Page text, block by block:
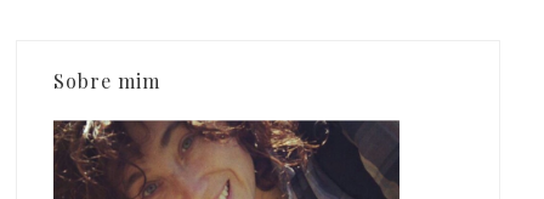
Sobre mim